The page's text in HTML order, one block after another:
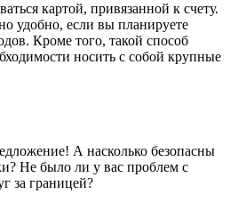
картой, привязанной к счету.
удобно, если вы планируете
Кроме того, такой способ
носить с собой крупные
А насколько безопасны
Не было ли у вас проблем с
за границей?